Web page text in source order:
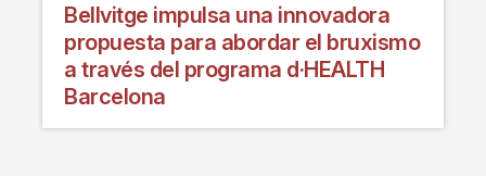
Bellvitge impulsa una innovadora
propuesta para abordar el bruxismo
a través del programa d·HEALTH
Barcelona